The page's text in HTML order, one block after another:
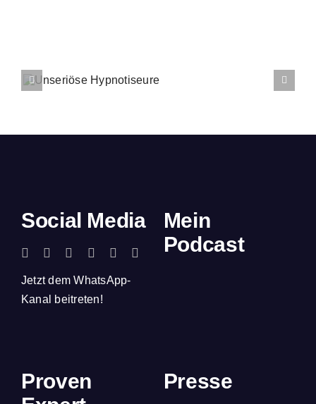
Social Media
Jetzt dem WhatsApp-
Kanal beitreten!
Mein
Podcast
Proven
Presse